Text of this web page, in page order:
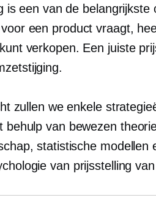
is een van de
een product vraagt,
verkopen. Een juiste
zullen we enkele
behulp van bewezen
statistische modellen
van prijsstelling